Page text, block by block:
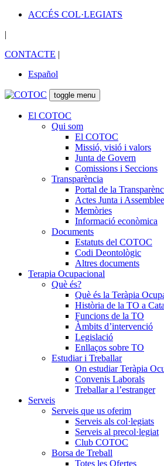
ACCÉS COL·LEGIATS
|
CONTACTE |
Español
toggle menu
El COTOC
Qui som
El COTOC
Missió, visió i valors
Junta de Govern
Comissions i Seccions
Transparència
Portal de la
Actes Junta i
Memòries
Informació econòmica
Documents
Estatuts del COTOC
Codi Deontològic
Altres documents
Terapia Ocupacional
Què és?
Què és la Teràpia
Història de la TO a
Funcions de la TO
Àmbits d’intervenció
Legislació
Enllaços sobre TO
Estudiar i Treballar
On estudiar Teràpia
Convenis Laborals
Treballar a l’estranger
Serveis
Serveis que us oferim
Serveis als col·legiats
Serveis al precol·legiat
Club COTOC
Borsa de Treball
Totes les Ofertes